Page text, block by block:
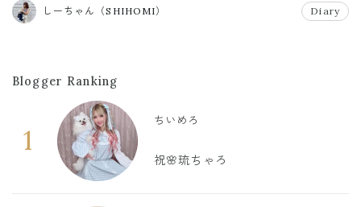
しーちゃん（SHIHOMI） Diary
Blogger Ranking
1
ちいめろ
祝🌸琉ちゃろ